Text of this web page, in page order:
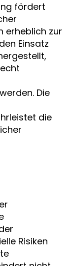
fördert
erheblich zur
Einsatz
Die
die
Risiken